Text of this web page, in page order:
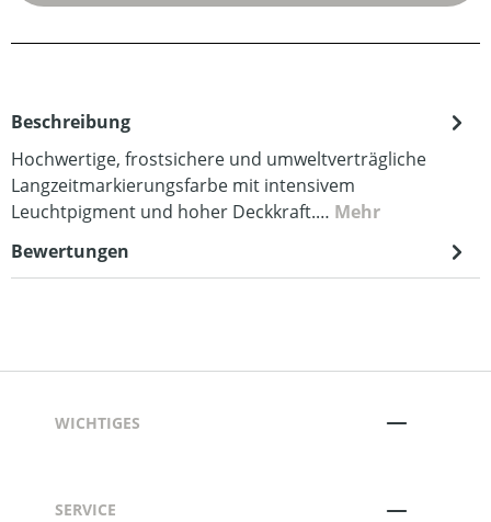
Beschreibung
Hochwertige, frostsichere und umweltverträgliche
Langzeitmarkierungsfarbe mit intensivem
Leuchtpigment und hoher Deckkraft.… Mehr
Bewertungen
WICHTIGES
SERVICE